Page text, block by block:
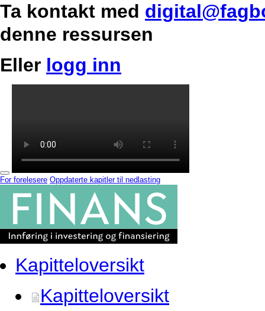
Ta kontakt med
denne ressursen
Eller logg inn
For forelesere Oppdaterte kapitler til nedlasting
Kapitteloversikt
Kapitteloversikt